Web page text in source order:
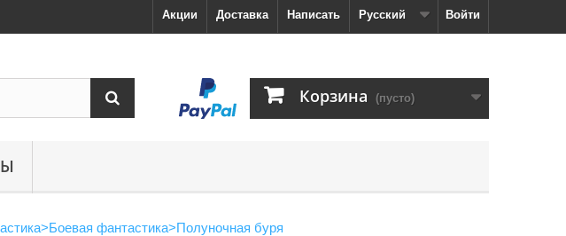
Войти
Русский
Написать
Доставка
Акции
Корзина (пусто)
>Боевая фантастика>Полуночная буря